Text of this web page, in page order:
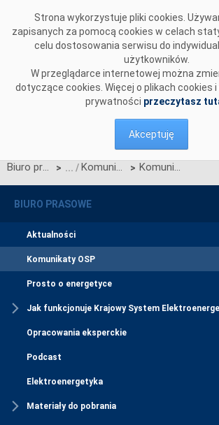
Strona wykorzystuje pliki cookies.
zapisanych za pomocą cookies w celach
celu dostosowania serwisu do
użytkowników.
W przeglądarce internetowej można
dotyczące cookies. Więcej o plikach cookies
prywatności przeczytasz
Akceptuję
Biuro prasowe > Komunikaty OSP > Komunikat OSP dotyczący zawieszenia procesu Jednolitego łączenia Rynków Dnia Bieżącego w dn. 12.06.2025
BIURO PRASOWE
Aktualności
Komunikaty OSP
Prosto o energetyce
Jak funkcjonuje Krajowy System
Opracowania eksperckie
Podcast
Elektroenergetyka
Materiały do pobrania